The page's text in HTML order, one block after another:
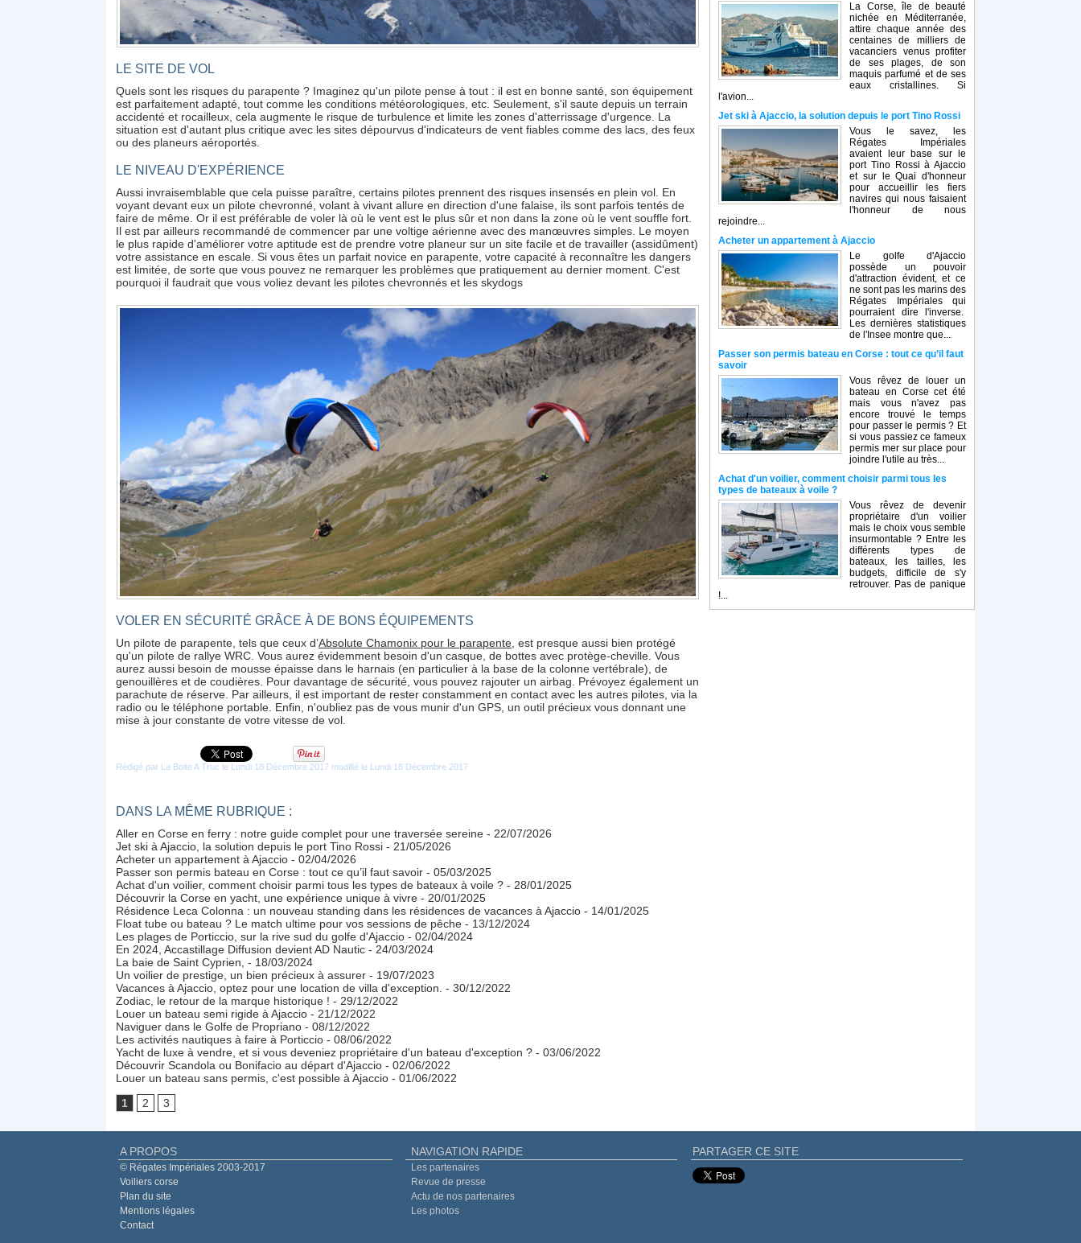
LE SITE DE VOL
Quels sont les risques du parapente ? Imaginez qu'un pilote pense à tout : il est en bonne santé, son équipement
est parfaitement adapté, tout comme les conditions météorologiques, etc. Seulement, s'il saute depuis un terrain
accidenté et rocailleux, cela augmente le risque de turbulence et limite les zones d'atterrissage d'urgence. La
situation est d'autant plus critique avec les sites dépourvus d'indicateurs de vent fiables comme des lacs, des feux
ou des planeurs aéroportés.
LE NIVEAU D'EXPÉRIENCE
Aussi invraisemblable que cela puisse paraître, certains pilotes prennent des risques insensés en plein vol. En
voyant devant eux un pilote chevronné, volant à vivant allure en direction d'une falaise, ils sont parfois tentés de
faire de même. Or il est préférable de voler là où le vent est le plus sûr et non dans la zone où le vent souffle fort.
Il est par ailleurs recommandé de commencer par une voltige aérienne avec des manœuvres simples. Le moyen
le plus rapide d'améliorer votre aptitude est de prendre votre planeur sur un site facile et de travailler (assidûment)
votre assistance en escale. Si vous êtes un parfait novice en parapente, votre capacité à reconnaître les dangers
est limitée, de sorte que vous pouvez ne remarquer les problèmes que pratiquement au dernier moment. C'est
pourquoi il faudrait que vous voliez devant les pilotes chevronnés et les skydogs
VOLER EN SÉCURITÉ GRÂCE À DE BONS ÉQUIPEMENTS
Un pilote de parapente, tels que ceux d’Absolute Chamonix pour le parapente , est presque aussi bien protégé
qu'un pilote de rallye WRC. Vous aurez évidemment besoin d'un casque, de bottes avec protège-cheville. Vous
aurez aussi besoin de mousse épaisse dans le harnais (en particulier à la base de la colonne vertébrale), de
genouillères et de coudières. Pour davantage de sécurité, vous pouvez rajouter un airbag. Prévoyez également un
parachute de réserve. Par ailleurs, il est important de rester constamment en contact avec les autres pilotes, via la
radio ou le téléphone portable. Enfin, n'oubliez pas de vous munir d'un GPS, un outil précieux vous donnant une
mise à jour constante de votre vitesse de vol.
Rédigé par La Boite A Truc le Lundi 18 Décembre 2017 modifié le Lundi 18 Décembre 2017
DANS LA MÊME RUBRIQUE :
Aller en Corse en ferry : notre guide complet pour une traversée sereine - 22/07/2026
Jet ski à Ajaccio, la solution depuis le port Tino Rossi - 21/05/2026
Acheter un appartement à Ajaccio - 02/04/2026
Passer son permis bateau en Corse : tout ce qu’il faut savoir - 05/03/2025
Achat d'un voilier, comment choisir parmi tous les types de bateaux à voile ? - 28/01/2025
Découvrir la Corse en yacht, une expérience unique à vivre - 20/01/2025
Résidence Leca Colonna : un nouveau standing dans les résidences de vacances à Ajaccio - 14/01/2025
Float tube ou bateau ? Le match ultime pour vos sessions de pêche - 13/12/2024
Les plages de Porticcio, sur la rive sud du golfe d'Ajaccio - 02/04/2024
En 2024, Accastillage Diffusion devient AD Nautic - 24/03/2024
La baie de Saint Cyprien, - 18/03/2024
Un voilier de prestige, un bien précieux à assurer - 19/07/2023
Vacances à Ajaccio, optez pour une location de villa d'exception. - 30/12/2022
Zodiac, le retour de la marque historique ! - 29/12/2022
Louer un bateau semi rigide à Ajaccio - 21/12/2022
Naviguer dans le Golfe de Propriano - 08/12/2022
Les activités nautiques à faire à Porticcio - 08/06/2022
Yacht de luxe à vendre, et si vous deveniez propriétaire d'un bateau d'exception ? - 03/06/2022
Découvrir Scandola ou Bonifacio au départ d'Ajaccio - 02/06/2022
Louer un bateau sans permis, c'est possible à Ajaccio - 01/06/2022
1
2 3
La Corse, île de beauté
nichée en Méditerranée,
attire chaque année des
centaines de milliers de
vacanciers venus profiter
de ses plages, de son
maquis parfumé et de ses
eaux cristallines. Si
l'avion...
Jet ski à Ajaccio, la solution depuis le port Tino Rossi
Vous le savez, les
Régates Impériales
avaient leur base sur le
port Tino Rossi à Ajaccio
et sur le Quai d'honneur
pour accueillir les fiers
navires qui nous faisaient
l'honneur de nous
rejoindre...
Acheter un appartement à Ajaccio
Le golfe d'Ajaccio
possède un pouvoir
d'attraction évident, et ce
ne sont pas les marins des
Régates Impériales qui
pourraient dire l'inverse.
Les dernières statistiques
de l'Insee montre que...
Passer son permis bateau en Corse : tout ce qu’il faut
savoir
Vous rêvez de louer un
bateau en Corse cet été
mais vous n'avez pas
encore trouvé le temps
pour passer le permis ? Et
si vous passiez ce fameux
permis mer sur place pour
joindre l'utile au très...
Achat d'un voilier, comment choisir parmi tous les
types de bateaux à voile ?
Vous rêvez de devenir
propriétaire d'un voilier
mais le choix vous semble
insurmontable ? Entre les
différents types de
bateaux, les tailles, les
budgets, difficile de s'y
retrouver. Pas de panique
!...
A PROPOS
© Régates Impériales 2003-2017
Voiliers corse
Plan du site
Mentions légales
Contact
NAVIGATION RAPIDE
Les partenaires
Revue de presse
Actu de nos partenaires
Les photos
PARTAGER CE SITE